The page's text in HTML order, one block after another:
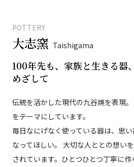
POTTERY
大志窯 Taishigama
100年先も、家族と生きる器
めざして
伝統を活かした現代の九谷焼を表現。
をテーマにしています。
毎日なにげなく使っている器は、思
なってほしい。 大切な人ととの想い
されています。ひとつひとつ丁寧に